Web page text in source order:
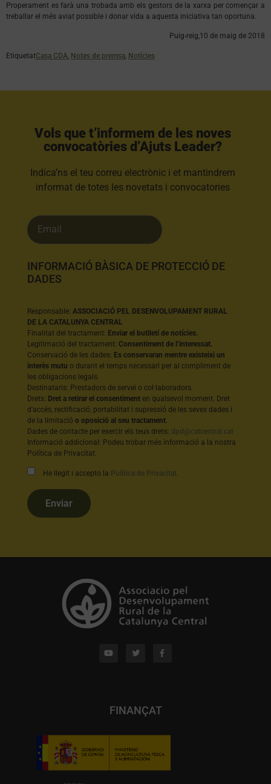
Properament es farà una trobada amb els gestors de la xarxa per començar a
treballar el més aviat possible i donar vida a aquesta iniciativa tan oportuna.
Puig-reig,10 de maig de 2018
EtiquetatCasa CDA Notes de premsa Notícies
Vols que t’informem de les noves
convocatòries d’Ajuts Leader?​
Indica’ns el teu correu electrònic i et mantindrem
informat de totes les novetats i convocatories
INFORMACIÓ BÀSICA DE PROTECCIÓ DE
DADES
Responsable:ASSOCIACIÓ PEL DESENVOLUPAMENT RURAL
DE LA CATALUNYA CENTRAL
Finalitat del tractament: Enviar el butlletí de notícies.
Legitimació del tractament:Consentiment de l’interessat.
Conservació de les dades: Es conservaran mentre existeixi un
interès mutu o durant el temps necessari per al compliment de
les obligacions legals.
Destinataris: Prestadors de servei o col·laboradors.
Drets: Dret a retirar el consentiment en qualsevol moment. Dret
d'accés, rectificació, portabilitat i supressió de les seves dades i
de la limitacióo oposició al seu tractament.
Dades de contacte per exercir els teus drets: dpd@catcentral.cat
Informació addicional: Podeu trobar més informació a la nostra
Política de Privacitat.
He llegit i accepto la Política de Privacitat.
Enviar
FINANÇAT